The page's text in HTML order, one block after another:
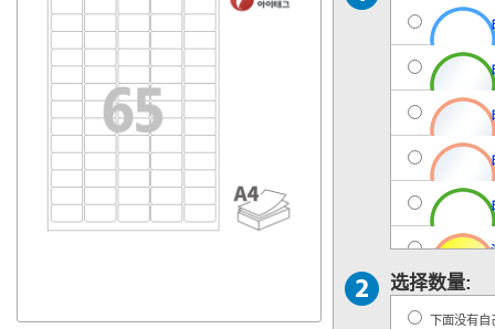
选择数量:
下面没有自